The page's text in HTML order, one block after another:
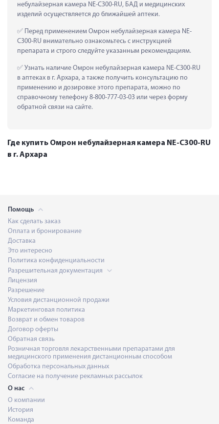
небулайзерная камера NE-С300-RU, БАД и медицинских
изделий осуществляется до ближайшей аптеки.
Перед применением Омрон небулайзерная камера NE-
С300-RU внимательно ознакомьтесь с инструкцией
препарата и строго следуйте указанным рекомендациям.
Узнать наличие Омрон небулайзерная камера NE-С300-RU
в аптеках в г. Архара, а также получить консультацию по
применению и дозировке этого препарата, можно по
справочному телефону 8-800-777-03-03 или через форму
обратной связи на сайте.
Где купить Омрон небулайзерная камера NE-С300-RU
в г. Архара
Помощь
Как сделать заказ
Оплата и бронирование
Доставка
Это интересно
Политика конфиденциальности
Разрешительная документация
Лицензия
Разрешение
Условия дистанционной продажи
Маркетинговая политика
Возврат и обмен товаров
Договор оферты
Обратная связь
Розничная торговля лекарственными препаратами для
медицинского применения дистанционным способом
Обработка персональных данных
Согласие на получение рекламных рассылок
О нас
О компании
История
Команда